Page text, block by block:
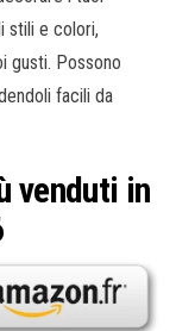
stili e colori,
gusti. Possono
facili da
venduti in